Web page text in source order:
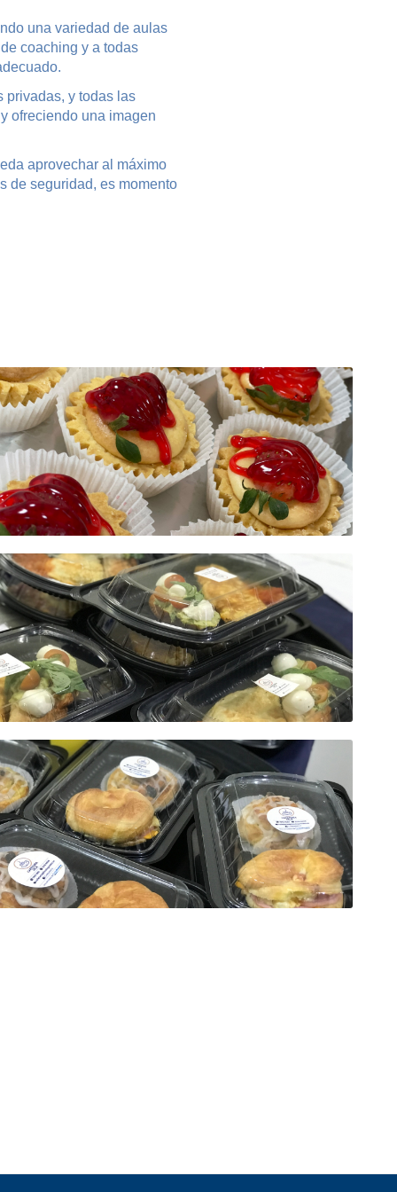
una variedad de aulas
coaching y a todas
privadas, y todas las
ofreciendo una imagen
aprovechar al máximo
de seguridad, es momento